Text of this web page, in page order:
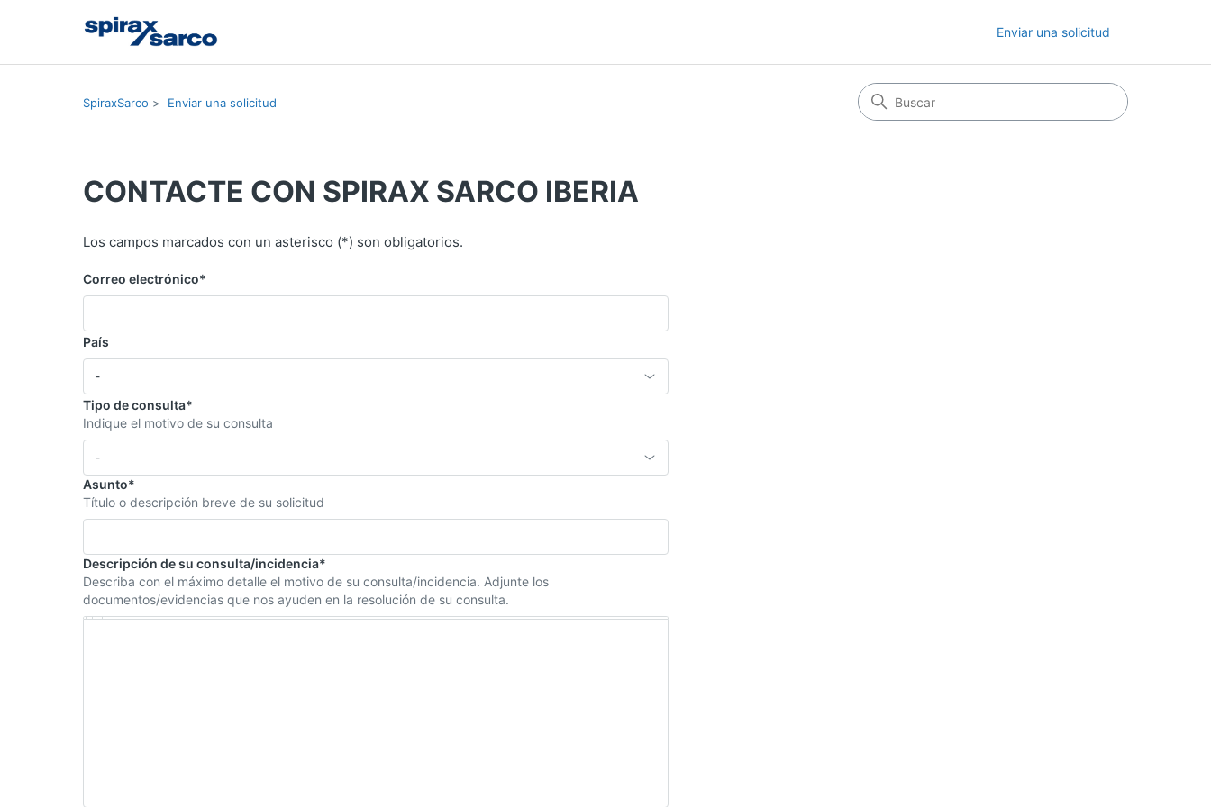
Enviar una solicitud
SpiraxSarco Enviar una solicitud
CONTACTE CON SPIRAX SARCO IBERIA
Los campos marcados con un asterisco (*) son obligatorios.
Correo electrónico*
País
-Seleccione una opción
Tipo de consulta*
Indique el motivo de su consulta
-Seleccione una opción
Asunto*
Título o descripción breve de su solicitud
Descripción de su consulta/incidencia*
Describa con el máximo detalle el motivo de su consulta/incidencia. Adjunte los
documentos/evidencias que nos ayuden en la resolución de su consulta.